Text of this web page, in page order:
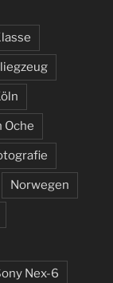
Oche
Norwegen
Nex-6